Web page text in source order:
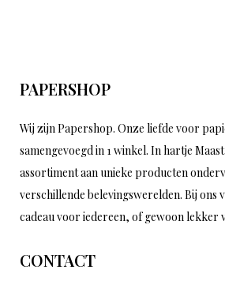
PAPERSHOP
Wij zijn Papershop. Onze liefde voor
samengevoegd in 1 winkel. In hartje
assortiment aan unieke producten
verschillende belevingswerelden. Bij ons
cadeau voor iedereen, of gewoon lekker
CONTACT